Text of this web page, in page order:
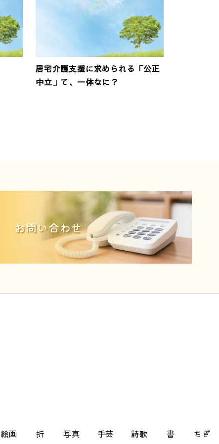
居宅介護支援に求められる「公正
中立」て、一体なに？
お問い合わせ
絵画 折 写真 手芸 詩歌 書 ちぎ